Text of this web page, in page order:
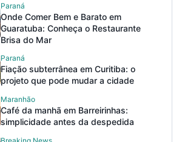
Paraná
Onde Comer Bem e Barato em
Guaratuba: Conheça o Restaurante
Brisa do Mar
Paraná
Fiação subterrânea em Curitiba: o
projeto que pode mudar a cidade
Maranhão
Café da manhã em Barreirinhas:
simplicidade antes da despedida